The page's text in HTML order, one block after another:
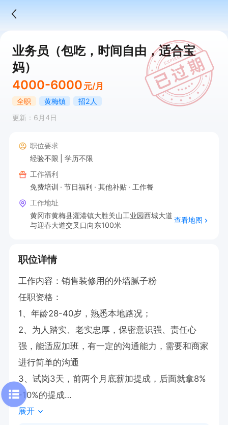
业务员（包吃，时间自由，适合宝
妈）
4000-6000 元/月
全职 黄梅镇
招2人
更新：6月4日
职位要求
经验不限
学历不限
工作福利
免费培训
节日福利 其他补贴
工作餐
工作地址
黄冈市黄梅县濯港镇大胜关山工业园西城大道
与迎春大道交叉口向东100米
查看地图
职位详情
工作内容：销售装修用的外墙腻子粉
任职资格：
1、年龄28-40岁，熟悉本地路况；
2、为人踏实、老实忠厚，保密意识强、责任心
强，能适应加班，有一定的沟通能力，需要和商家
进行简单的沟通
3、试岗3天，前两个月底薪加提成，后面就拿8%
-10%的提成
上班时间：8：30-18：00  月休2天  有工作餐
展开